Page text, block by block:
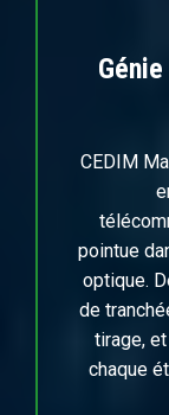
CEDIM
pointue
optique.
de
tirage,
chaque